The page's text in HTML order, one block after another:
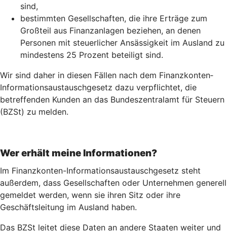
sind,
bestimmten Gesellschaften, die ihre Erträge zum
Großteil aus Finanzanlagen beziehen, an denen
Personen mit steuerlicher Ansässigkeit im Ausland zu
mindestens 25 Prozent beteiligt sind.
Wir sind daher in diesen Fällen nach dem Finanz­konten­
Informations­austausch­gesetz dazu verpflichtet, die
betreffenden Kunden an das Bundeszentralamt für Steuern
(BZSt) zu melden.
Wer erhält meine Informationen?
Im Finanzkonten-Informationsaustauschgesetz steht
außerdem, dass Gesellschaften oder Unternehmen generell
gemeldet werden, wenn sie ihren Sitz oder ihre
Geschäftsleitung im Ausland haben.
Das BZSt leitet diese Daten an andere Staaten weiter und